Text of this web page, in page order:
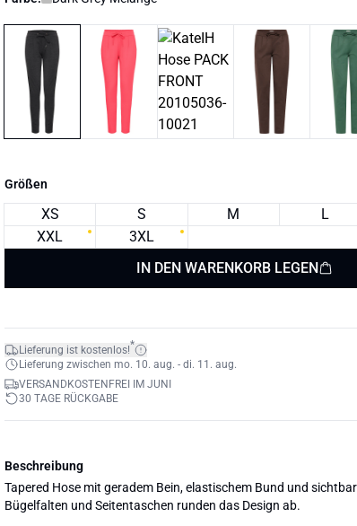
Größen
XS S M L
XXL
3XL
IN DEN WARENKORB LEGEN
Lieferung ist kostenlos!*
Lieferung zwischen mo. 10. aug. - di. 11. aug.
VERSANDKOSTENFREI IM JUNI
30 TAGE RÜCKGABE
Beschreibung
Tapered Hose mit geradem Bein, elastischem Bund und
Bügelfalten und Seitentaschen runden das Design ab.